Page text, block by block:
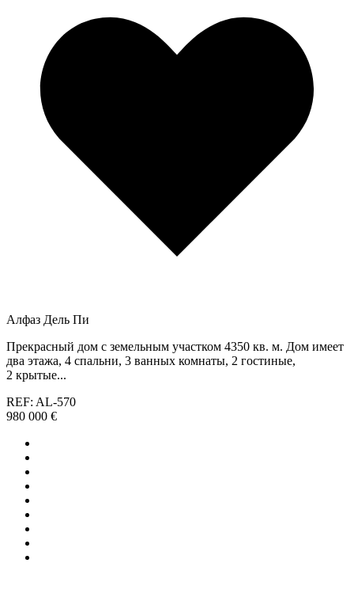
Алфаз Дель Пи
Прекрасный дом с земельным участком 4350 кв. м. Дом имеет
два этажа, 4 спальни, 3 ванных комнаты, 2 гостиные,
2 крытые...
REF: AL-570
980 000 €